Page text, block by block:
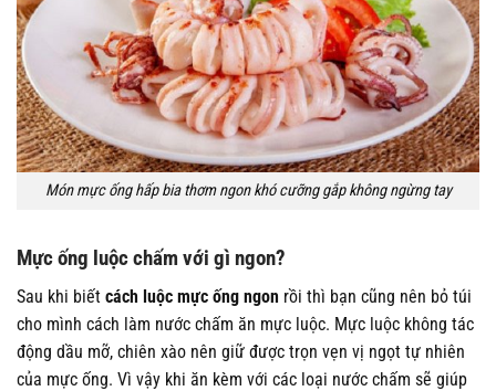
Món mực ống hấp bia thơm ngon khó cưỡng gắp không ngừng tay
Mực ống luộc chấm với gì ngon?
Sau khi biết cách luộc mực ống ngon rồi thì bạn cũng nên bỏ túi
cho mình cách làm nước chấm ăn mực luộc. Mực luộc không tác
động dầu mỡ, chiên xào nên giữ được trọn vẹn vị ngọt tự nhiên
của mực ống. Vì vậy khi ăn kèm với các loại nước chấm sẽ giúp